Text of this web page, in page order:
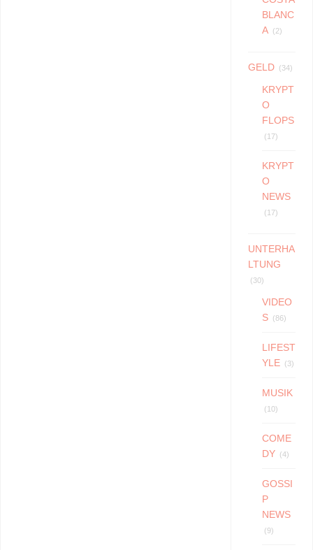
BLANC
A
(2)
GELD (34)
KRYPT
O
FLOPS
(17)
KRYPT
O
NEWS
(17)
UNTERHA
LTUNG
(30)
VIDEO
S
(86)
LIFEST
YLE
(3)
MUSIK
(10)
COME
DY
(4)
GOSSI
P
NEWS
(9)